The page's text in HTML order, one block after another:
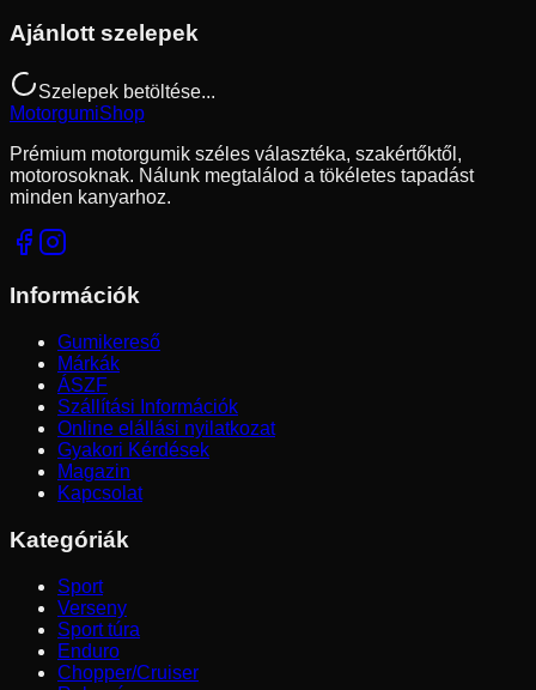
Ajánlott szelepek
Szelepek betöltése...
MotorgumiShop
Prémium motorgumik széles választéka, szakértőktől,
motorosoknak. Nálunk megtalálod a tökéletes tapadást
minden kanyarhoz.
Információk
Gumikereső
Márkák
ÁSZF
Szállítási Információk
Online elállási nyilatkozat
Gyakori Kérdések
Magazin
Kapcsolat
Kategóriák
Sport
Verseny
Sport túra
Enduro
Chopper/Cruiser